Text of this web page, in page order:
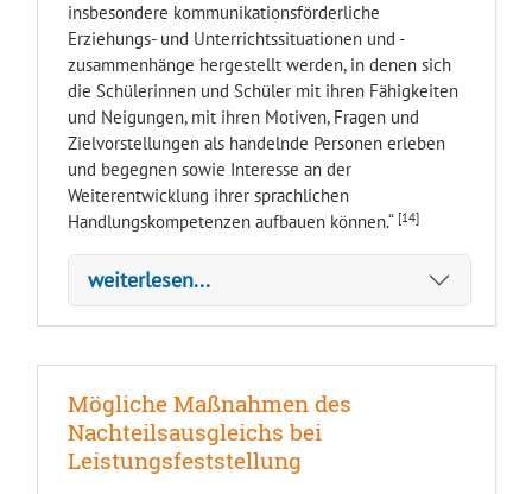
insbesondere kommunikationsförderliche
Erziehungs- und Unterrichtssituationen und -
zusammenhänge hergestellt werden, in denen sich
die Schülerinnen und Schüler mit ihren Fähigkeiten
und Neigungen, mit ihren Motiven, Fragen und
Zielvorstellungen als handelnde Personen erleben
und begegnen sowie Interesse an der
Weiterentwicklung ihrer sprachlichen
Handlungskompetenzen aufbauen können.“ [14]
weiterlesen...
Mögliche Maßnahmen des
Nachteilsausgleichs bei
Leistungsfeststellung